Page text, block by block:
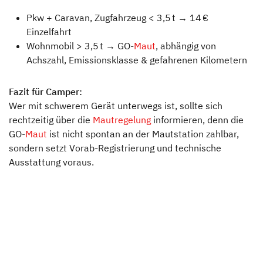
Pkw + Caravan, Zugfahrzeug < 3,5 t → 14 €
Einzelfahrt
Wohnmobil > 3,5 t → GO-Maut, abhängig von
Achszahl, Emissionsklasse & gefahrenen Kilometern
Fazit für Camper:
Wer mit schwerem Gerät unterwegs ist, sollte sich
rechtzeitig über die Mautregelung informieren, denn die
GO-Maut ist nicht spontan an der Mautstation zahlbar,
sondern setzt Vorab-Registrierung und technische
Ausstattung voraus.